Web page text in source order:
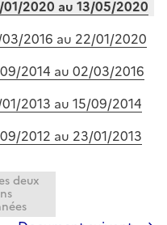
2020 au 13/05/2020
2016 au 22/01/2020
2014 au 02/03/2016
2013 au 15/09/2014
2012 au 23/01/2013
deux